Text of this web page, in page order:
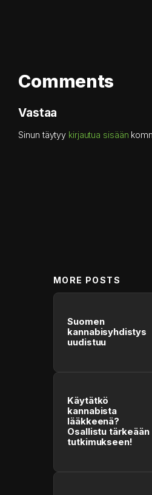
Comments
Vastaa
Sinun täytyy kirjautua sisään
MORE POSTS
Suomen
kannabisyhdistys
uudistuu
Käytätkö
kannabista
lääkkeenä?
Osallistu tärkeään
tutkimukseen!